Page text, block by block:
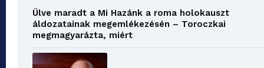
Ülve maradt a Mi Hazánk a roma holokauszt
áldozatainak megemlékezésén – Toroczkai
megmagyarázta, miért